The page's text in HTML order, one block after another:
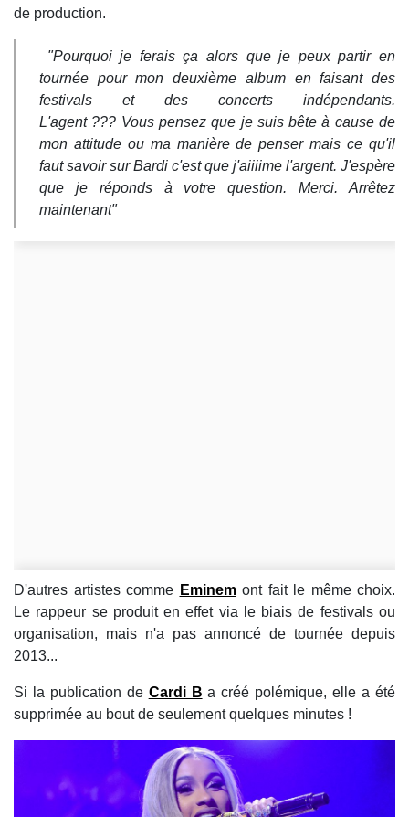
de production.
"Pourquoi je ferais ça alors que je peux partir en
tournée pour mon deuxième album en faisant des
festivals et des concerts indépendants.
L'agent ??? Vous pensez que je suis bête à cause de
mon attitude ou ma manière de penser mais ce qu'il
faut savoir sur Bardi c'est que j'aiiiime l'argent. J'espère
que je réponds à votre question. Merci. Arrêtez
maintenant"
D'autres artistes comme Eminemont fait le même choix.
Le rappeur se produit en effet via le biais de festivals ou
organisation, mais n'a pas annoncé de tournée depuis
2013...
Si la publication de Cardi B a créé polémique, elle a été
supprimée au bout de seulement quelques minutes !